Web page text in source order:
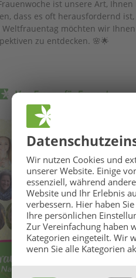
Wir nutzen Cookies und
unserer Website. Einige
essenziell, während
Website und Ihr Erlebnis
verbessern. Hier haben
Ihre persönlichen
Zur Vereinfachung haben
Kategorien eingeteilt. Wir
wenn Sie alle Kategorien
🌞 GROSSE BaBlü®
Sommerbonus für
ist unsere Art, Ihnen
dass es oft herausfordernd
Weltfrauentag möchten wir
zu entdecken. 🌸🌟